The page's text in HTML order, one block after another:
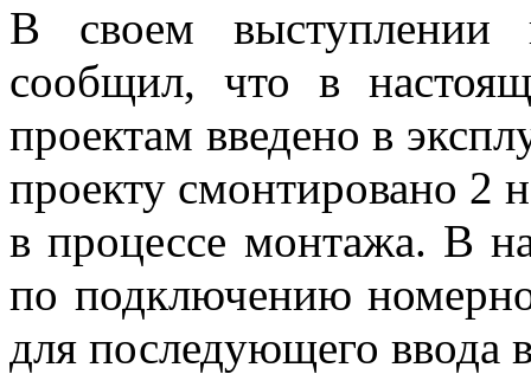
В своем выступлении
сообщил, что в
проектам введено в
проекту смонтировано 2
в процессе монтажа. В
по подключению
для последующего ввода